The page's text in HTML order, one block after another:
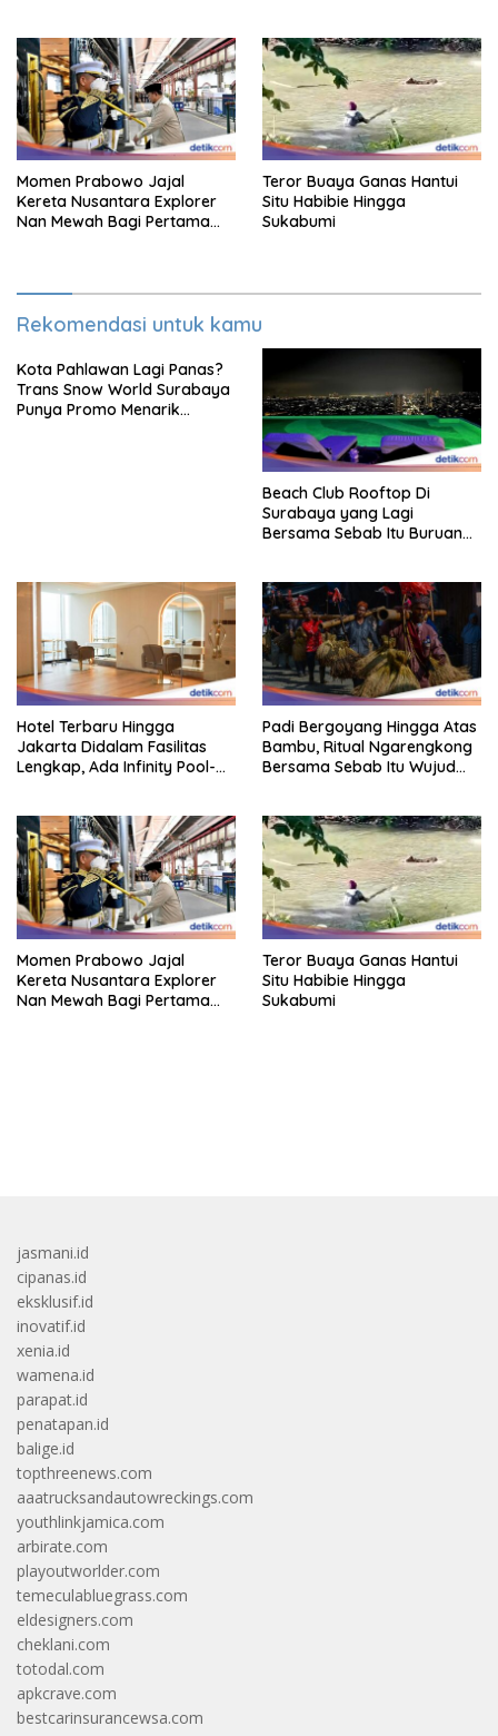
Momen Prabowo Jajal
Kereta Nusantara Explorer
Nan Mewah Bagi Pertama
Teror Buaya Ganas Hantui
Situ Habibie Hingga
Sukabumi
Rekomendasi untuk kamu
Kota Pahlawan Lagi Panas?
Trans Snow World Surabaya
Punya Promo Menarik
Beach Club Rooftop Di
Surabaya yang Lagi
Bersama Sebab Itu Buruan
Hotel Terbaru Hingga
Jakarta Didalam Fasilitas
Lengkap, Ada Infinity Pool-
Padi Bergoyang Hingga Atas
Bambu, Ritual Ngarengkong
Bersama Sebab Itu Wujud
Momen Prabowo Jajal
Kereta Nusantara Explorer
Nan Mewah Bagi Pertama
Teror Buaya Ganas Hantui
Situ Habibie Hingga
Sukabumi
jasmani.id
cipanas.id
eksklusif.id
inovatif.id
xenia.id
wamena.id
parapat.id
penatapan.id
balige.id
topthreenews.com
aaatrucksandautowreckings.com
youthlinkjamica.com
arbirate.com
playoutworlder.com
temeculabluegrass.com
eldesigners.com
cheklani.com
totodal.com
apkcrave.com
bestcarinsurancewsa.com